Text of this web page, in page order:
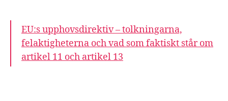
EU:s upphovsdirektiv – tolkningarna,
felaktigheterna och vad som faktiskt står om
artikel 11 och artikel 13